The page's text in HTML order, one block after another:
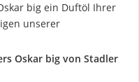
big ein Duftöl Ihrer
unserer
Oskar big von Stadler